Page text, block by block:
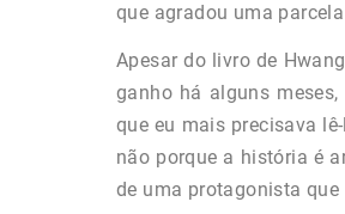
que agradou uma
Apesar do livro de
ganho há alguns
que eu mais precisava
não porque a história é
de uma protagonista